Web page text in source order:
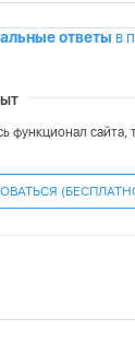
ответы в
функционал сайта,